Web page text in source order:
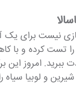
نیست برای یک
را تست کرده و
ببرید. امروز
و لوبیا سیاه